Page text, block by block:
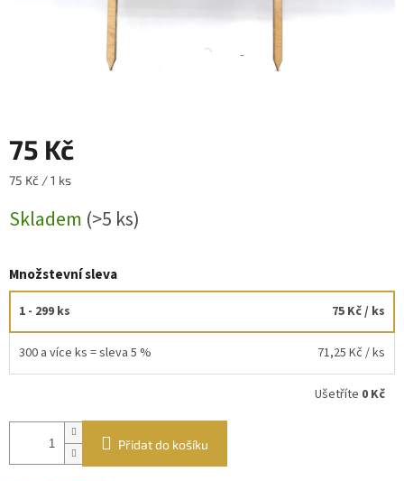
75 Kč
Měrná
75 Kč / 1 ks
Skladem (>5 ks)
Množstevní sleva
1 - 299 ks 75 Kč/ ks
300 a více ks = sleva 5 % 71,25 Kč / ks
Ušetříte 0 Kč
Přidat do košíku